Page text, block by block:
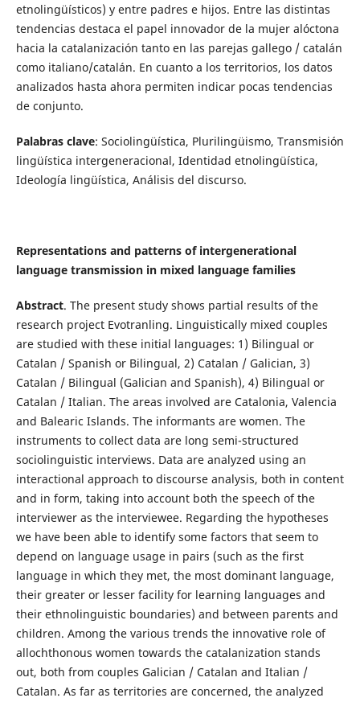
etnolingüísticos) y entre padres e hijos. Entre las distintas
tendencias destaca el papel innovador de la mujer alóctona
hacia la catalanización tanto en las parejas gallego / catalán
como italiano/catalán. En cuanto a los territorios, los datos
analizados hasta ahora permiten indicar pocas tendencias
de conjunto.
Palabras clave: Sociolingüística, Plurilingüismo, Transmisión
lingüística intergeneracional, Identidad etnolingüística,
Ideología lingüística, Análisis del discurso.
Representations and patterns of intergenerational
language transmission in mixed language families
Abstract. The present study shows partial results of the
research project Evotranling. Linguistically mixed couples
are studied with these initial languages: 1) Bilingual or
Catalan / Spanish or Bilingual, 2) Catalan / Galician, 3)
Catalan / Bilingual (Galician and Spanish), 4) Bilingual or
Catalan / Italian. The areas involved are Catalonia, Valencia
and Balearic Islands. The informants are women. The
instruments to collect data are long semi-structured
sociolinguistic interviews. Data are analyzed using an
interactional approach to discourse analysis, both in content
and in form, taking into account both the speech of the
interviewer as the interviewee. Regarding the hypotheses
we have been able to identify some factors that seem to
depend on language usage in pairs (such as the first
language in which they met, the most dominant language,
their greater or lesser facility for learning languages and
their ethnolinguistic boundaries) and between parents and
children. Among the various trends the innovative role of
allochthonous women towards the catalanization stands
out, both from couples Galician / Catalan and Italian /
Catalan. As far as territories are concerned, the analyzed